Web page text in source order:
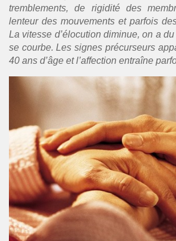
tremblements, de rigidité des
lenteur des mouvements et parfois
La vitesse d’élocution diminue, on a
se courbe. Les signes précurseurs
40 ans d’âge et l’affection entraîne